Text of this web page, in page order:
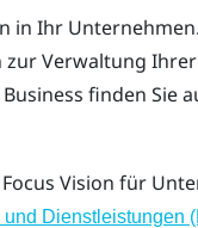
in Ihr
Verwaltung
Business finden Sie
Focus Vision für
Dienstleistungen